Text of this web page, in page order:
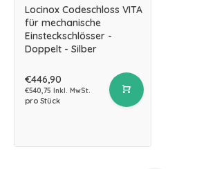
Locinox Codeschloss VITA
für mechanische
Einsteckschlösser -
Doppelt - Silber
€446,90
€540,75 Inkl. MwSt.
pro Stück